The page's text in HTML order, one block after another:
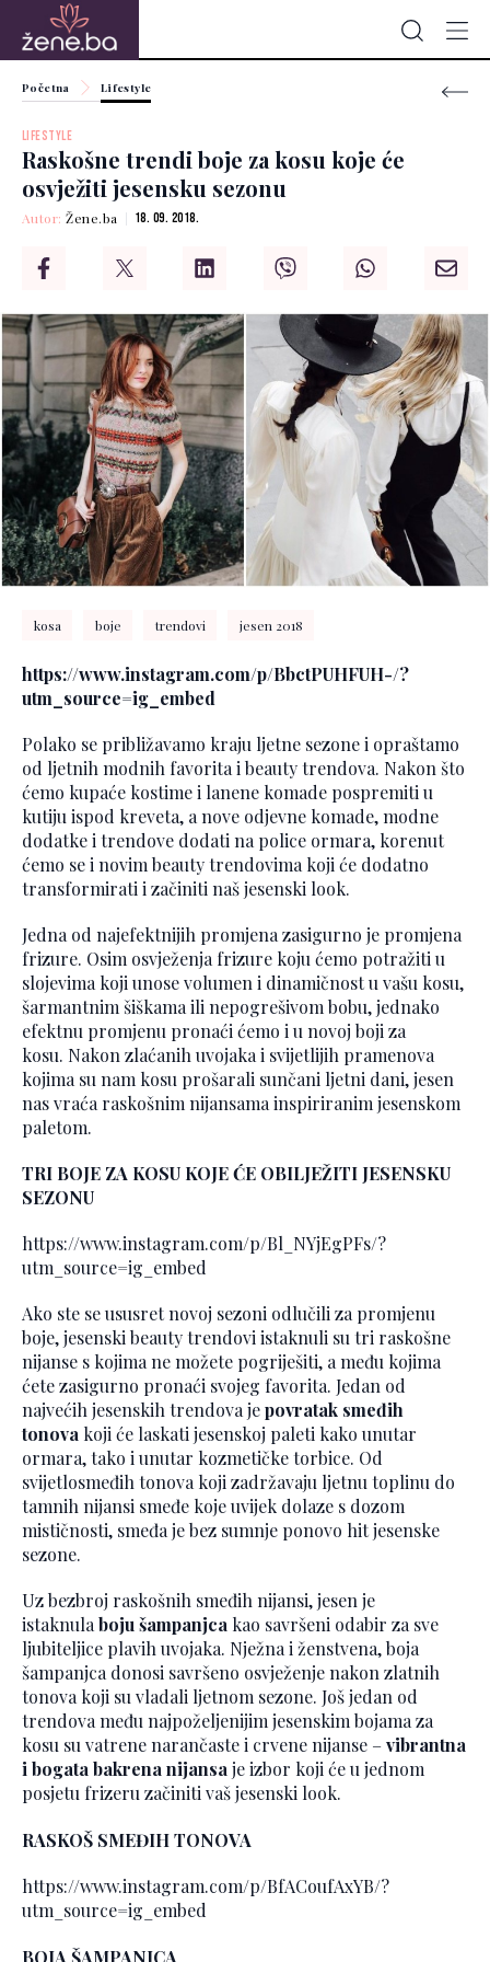
Početna Lifestyle
LIFESTYLE
Raskošne trendi boje za kosu koje će
osvježiti jesensku sezonu
Autor:Žene.ba 18. 09. 2018.
kosa boje trendovi jesen 2018
https://www.instagram.com/p/BbctPUHFUH-/?
utm_source=ig_embed
Polako se približavamo kraju ljetne sezone i opraštamo
od ljetnih modnih favorita i beauty trendova. Nakon što
ćemo kupaće kostime i lanene komade pospremiti u
kutiju ispod kreveta, a nove odjevne komade, modne
dodatke i trendove dodati na police ormara, korenut
ćemo se i novim beauty trendovima koji će dodatno
transformirati i začiniti naš jesenski look.
Jedna od najefektnijih promjena zasigurno je promjena
frizure. Osim osvježenja frizure koju ćemo potražiti u
slojevima koji unose volumen i dinamičnost u vašu kosu,
šarmantnim šiškama ili nepogrešivom bobu, jednako
efektnu promjenu pronaći ćemo i u novoj boji za
kosu. Nakon zlaćanih uvojaka i svijetlijih pramenova
kojima su nam kosu prošarali sunčani ljetni dani, jesen
nas vraća raskošnim nijansama inspiriranim jesenskom
paletom.
TRI BOJE ZA KOSU KOJE ĆE OBILJEŽITI JESENSKU
SEZONU
https://www.instagram.com/p/Bl_NYjEgPFs/?
utm_source=ig_embed
Ako ste se ususret novoj sezoni odlučili za promjenu
boje, jesenski beauty trendovi istaknuli su tri raskošne
nijanse s kojima ne možete pogriješiti, a među kojima
ćete zasigurno pronaći svojeg favorita. Jedan od
najvećih jesenskih trendova jepovratak smeđih
tonova koji će laskati jesenskoj paleti kako unutar
ormara, tako i unutar kozmetičke torbice. Od
svijetlosmeđih tonova koji zadržavaju ljetnu toplinu do
tamnih nijansi smeđe koje uvijek dolaze s dozom
mističnosti, smeđa je bez sumnje ponovo hit jesenske
sezone.
Uz bezbroj raskošnih smeđih nijansi, jesen je
istaknulaboju šampanjca kao savršeni odabir za sve
ljubiteljice plavih uvojaka. Nježna i ženstvena, boja
šampanjca donosi savršeno osvježenje nakon zlatnih
tonova koji su vladali ljetnom sezone. Još jedan od
trendova među najpoželjenijim jesenskim bojama za
kosu su vatrene narančaste i crvene nijanse –vibrantna
i bogata bakrena nijansaje izbor koji će u jednom
posjetu frizeru začiniti vaš jesenski look.
RASKOŠ SMEĐIH TONOVA
https://www.instagram.com/p/BfACoufAxYB/?
utm_source=ig_embed